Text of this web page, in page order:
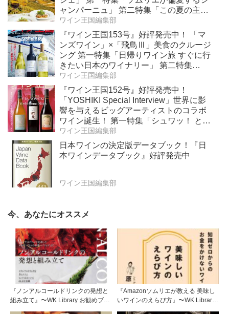
ャンパーニュ」 第二特集「この夏の主
役！ ナチュラルなロゼワイン」
ワイン王国編集部
『ワイン王国153号』好評発売中！ 「マ
ンズワイン」×「飛鳥Ⅲ」美食のクルージ
ング 第一特集「日帰りワイン旅 すぐに行
きたい日本のワイナリー」 第二特集
「Bordeaux Primeur Report2025」
ワイン王国編集部
『ワイン王国152号』好評発売中！
「YOSHIKI Special Interview」世界に影
響を与えるビッグアーティストのコラボ
ワイン誕生！ 第一特集「シュワッ！ と学
ぶスパークリングワイン」 第二特集「カ
リフォルニア“軽旨”が美味しい」
ワイン王国編集部
日本ワインの決定版データブック！『日
本ワインデータブック』好評発売中
ワイン王国編集部
今、あなたにオススメ
『ノンアルコールドリンクの発想と
組み立て』〜WK Library お勧めブッ
『Amazonソムリエが教える 美味し
いワインのえらび方』〜WK Library